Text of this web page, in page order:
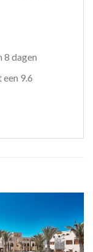
8 dagen
9.6